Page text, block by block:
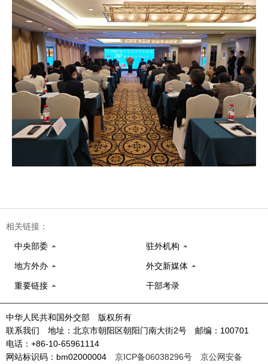
相关链接：
中央部委 驻外机构
地方外办 外交新媒体
重要链接 干部考录
中华人民共和国外交部 版权所有
联系我们 地址：北京市朝阳区朝阳门南大街2号 邮编：100701
电话：+86-10-65961114
网站标识码：bm02000004 京ICP备06038296号
京公网安备